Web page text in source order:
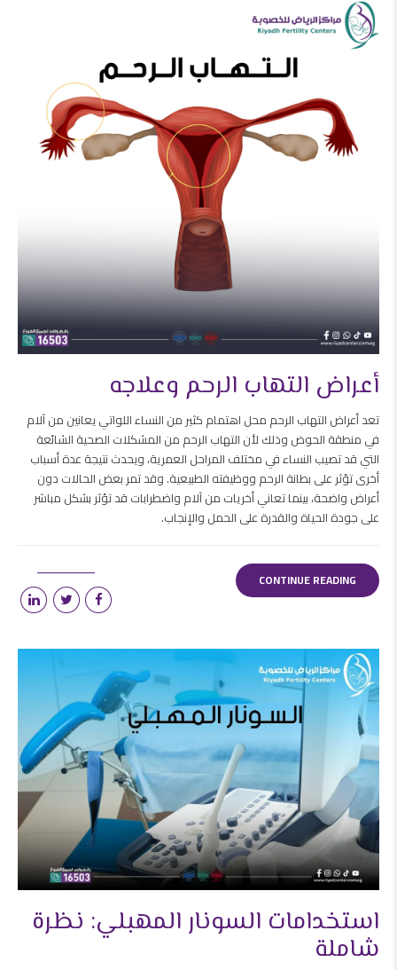
أعراض التهاب الرحم وعلاجه
تعد أعراض التهاب الرحم محل اهتمام كثير من النساء اللواتي يعانين من آلام
في منطقة الحوض وذلك لأن التهاب الرحم من المشكلات الصحية الشائعة
التي قد تصيب النساء في مختلف المراحل العمرية، ويحدث نتيجة عدة أسباب
أخرى تؤثر على بطانة الرحم ووظيفته الطبيعية. وقد تمر بعض الحالات دون
أعراض واضحة، بينما تعاني أخريات من آلام واضطرابات قد تؤثر بشكل مباشر
على جودة الحياة والقدرة على الحمل والإنجاب.
CONTINUE READING
استخدامات السونار المهبلي: نظرة
شاملة